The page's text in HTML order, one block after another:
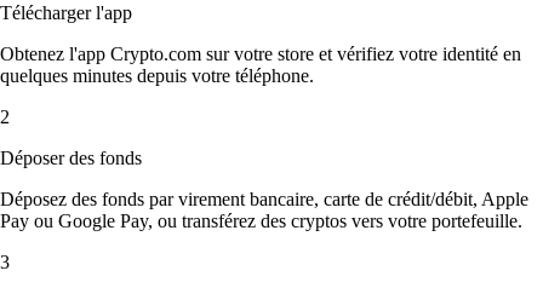
Télécharger l'app
Obtenez l'app Crypto.com sur votre store et vérifiez votre identité en
quelques minutes depuis votre téléphone.
2
Déposer des fonds
Déposez des fonds par virement bancaire, carte de crédit/débit, Apple
Pay ou Google Pay, ou transférez des cryptos vers votre portefeuille.
3